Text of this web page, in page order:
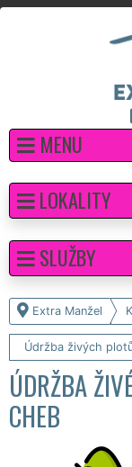
MENU
Extra Manžel
Údržba živých
ÚDRŽBA
CHEB
LOKALITY
SLUŽBY